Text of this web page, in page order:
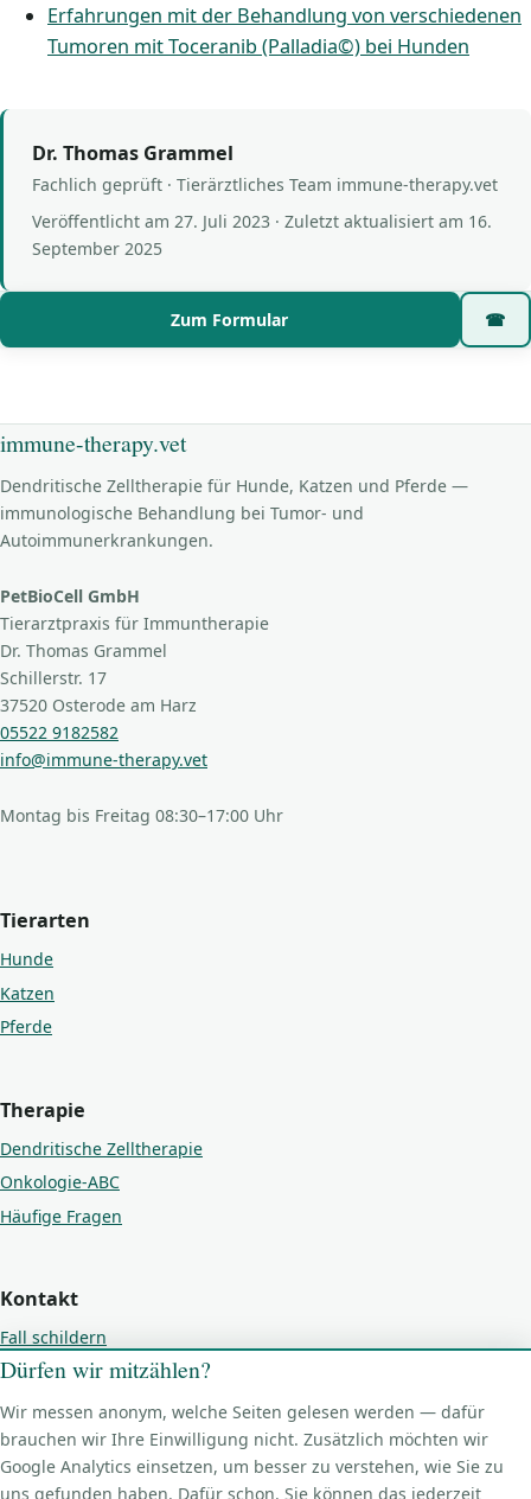
Erfahrungen mit der Behandlung von verschiedenen
Tumoren mit Toceranib (Palladia©) bei Hunden
Dr. Thomas Grammel
Fachlich geprüft · Tierärztliches Team immune-therapy.vet
Veröffentlicht am 27. Juli 2023 · Zuletzt aktualisiert am 16.
September 2025
Zum Formular ☎
immune-therapy.vet
Dendritische Zelltherapie für Hunde, Katzen und Pferde —
immunologische Behandlung bei Tumor- und
Autoimmunerkrankungen.
PetBioCell GmbH
Tierarztpraxis für Immuntherapie
Dr. Thomas Grammel
Schillerstr. 17
37520 Osterode am Harz
05522 9182582
info@immune-therapy.vet
Montag bis Freitag 08:30–17:00 Uhr
Tierarten
Hunde
Katzen
Pferde
Therapie
Dendritische Zelltherapie
Onkologie-ABC
Häufige Fragen
Kontakt
Fall schildern
Kontakt
Impressum
Datenschutz
Cookie-Einstellungen
Dürfen wir mitzählen?
Wir messen anonym, welche Seiten gelesen werden — dafür
brauchen wir Ihre Einwilligung nicht. Zusätzlich möchten wir
Google Analytics einsetzen, um besser zu verstehen, wie Sie zu
uns gefunden haben. Dafür schon. Sie können das jederzeit